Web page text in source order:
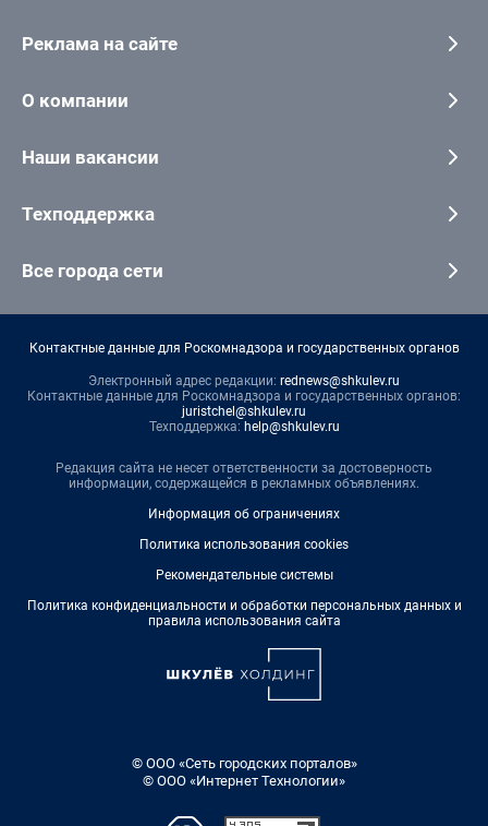
Реклама на сайте
О компании
Наши вакансии
Техподдержка
Все города сети
Контактные данные для Роскомнадзора и государственных органов
Электронный адрес редакции: rednews@shkulev.ru
Контактные данные для Роскомнадзора и государственных органов:
juristchel@shkulev.ru
Техподдержка: help@shkulev.ru
Редакция сайта не несет ответственности за достоверность
информации, содержащейся в рекламных объявлениях.
Информация об ограничениях
Политика использования cookies
Рекомендательные системы
Политика конфиденциальности и обработки персональных данных и
правила использования сайта
© ООО «Сеть городских порталов»
© ООО «Интернет Технологии»